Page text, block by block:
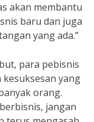
akan membantu
baru dan juga
yang ada.”
para pebisnis
yang
orang.
jangan